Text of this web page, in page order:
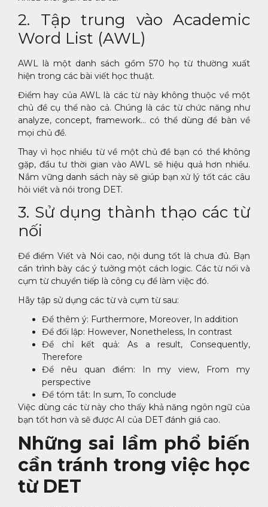
2. Tập trung vào Academic
Word List (AWL)
AWL là một danh sách gồm 570 họ từ thường xuất
hiện trong các bài viết học thuật.
Điểm hay của AWL là các từ này không thuộc về một
chủ đề cụ thể nào cả. Chúng là các từ chức năng như
analyze, concept, framework… có thể dùng để bàn về
mọi chủ đề.
Thay vì học nhiều từ về một chủ đề bạn có thể không
gặp, đầu tư thời gian vào AWL sẽ hiệu quả hơn nhiều.
Nắm vững danh sách này sẽ giúp bạn xử lý tốt các câu
hỏi viết và nói trong DET.
3. Sử dụng thành thạo các từ
nối
Để điểm Viết và Nói cao, nội dung tốt là chưa đủ. Bạn
cần trình bày các ý tưởng một cách logic. Các từ nối và
cụm từ chuyển tiếp là công cụ để làm việc đó.
Hãy tập sử dụng các từ và cụm từ sau:
Để thêm ý: Furthermore, Moreover, In addition
Để đối lập: However, Nonetheless, In contrast
Để chỉ kết quả: As a result, Consequently,
Therefore
Để nêu quan điểm: In my view, From my
perspective
Để tóm tắt: In sum, To conclude
Việc dùng các từ này cho thấy khả năng ngôn ngữ của
bạn tốt hơn và sẽ được AI của DET đánh giá cao.
Những sai lầm phổ biến
cần tránh trong việc học
từ DET